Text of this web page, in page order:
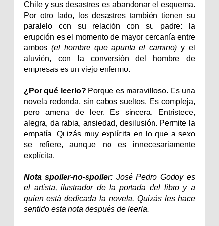
Chile y sus desastres es abandonar el esquema.
Por otro lado, los desastres también tienen su
paralelo con su relación con su padre: la
erupción es el momento de mayor cercanía entre
ambos (el hombre que apunta el camino) y el
aluvión, con la conversión del hombre de
empresas es un viejo enfermo.
¿Por qué leerlo? Porque es maravilloso. Es una
novela redonda, sin cabos sueltos. Es compleja,
pero amena de leer. Es sincera. Entristece,
alegra, da rabia, ansiedad, desilusión. Permite la
empatía. Quizás muy explícita en lo que a sexo
se refiere, aunque no es innecesariamente
explícita.
Nota spoiler-no-spoiler:José Pedro Godoy es
el artista, ilustrador de la portada del libro y a
quien está dedicada la novela. Quizás les hace
sentido esta nota después de leerla.